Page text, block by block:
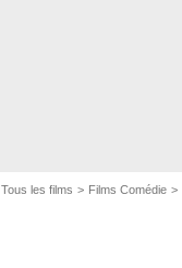
Tous les films Films Comédie